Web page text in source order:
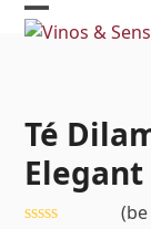
Skip
Open
Close
Té
Elegant
(